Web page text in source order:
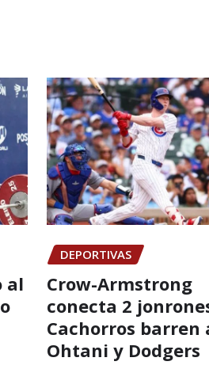
al
DEPORTIVAS
Crow-Armstrong
conecta 2
Cachorros barren
Ohtani y Dodgers